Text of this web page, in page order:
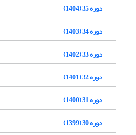
دوره 35 (1404)
دوره 34 (1403)
دوره 33 (1402)
دوره 32 (1401)
دوره 31 (1400)
دوره 30 (1399)